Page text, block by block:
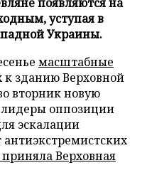
уступая в
Украины.
масштабные
к зданию Верховной
вторник новую
оппозиции
эскалации
Верховная